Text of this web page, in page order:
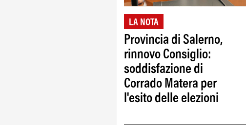
LA NOTA
Provincia di Salerno,
rinnovo Consiglio:
soddisfazione di
Corrado Matera per
l'esito delle elezioni